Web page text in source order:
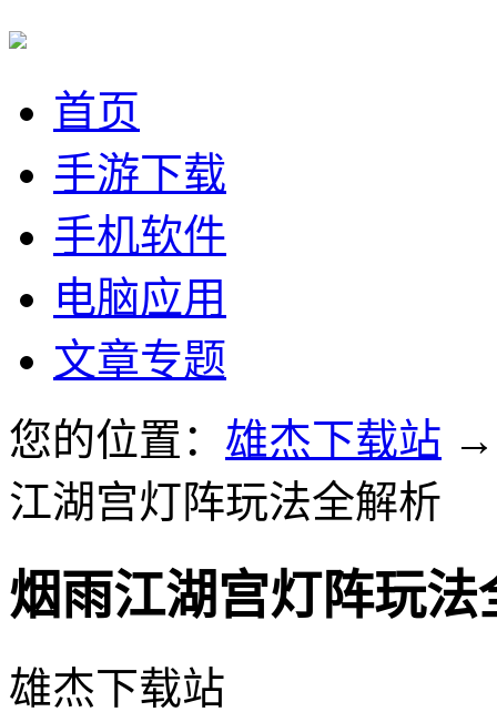
首页
手游下载
手机软件
电脑应用
文章专题
您的位置： 雄杰下载站
江湖宫灯阵玩法全解析
烟雨江湖宫灯阵玩法
雄杰下载站